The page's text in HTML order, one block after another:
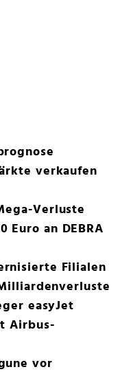
verkaufen
Verluste
Euro an DEBRA
Filialen
easyJet
Airbus-
vor